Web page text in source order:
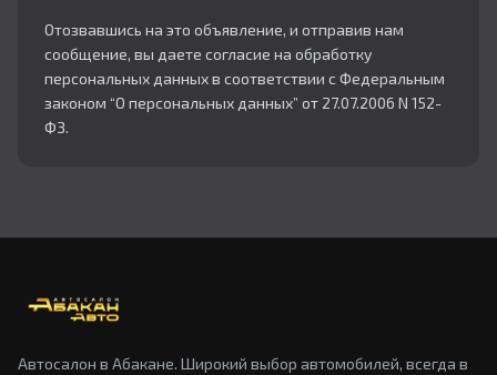
Отозвавшись на это объявление, и отправив нам
сообщение, вы даете согласие на обработку
персональных данных в соответствии с Федеральным
законом “О персональных данных” от 27.07.2006 N 152-
ФЗ.
Автосалон в Абакане. Широкий выбор автомобилей, всегда в